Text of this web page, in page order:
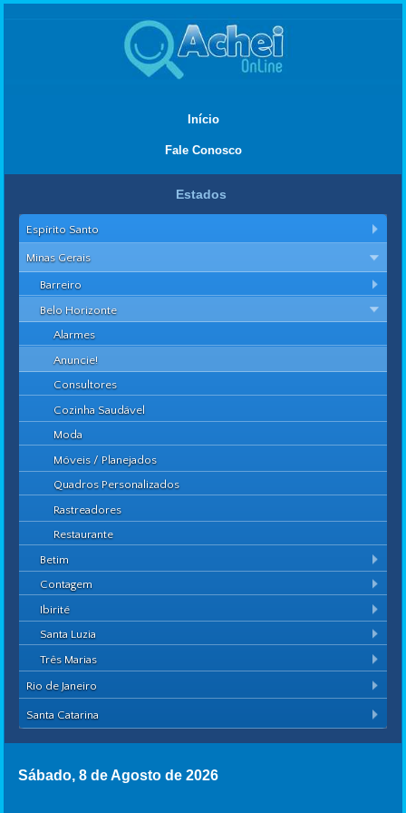
Início
Fale Conosco
Estados
Espírito Santo
Minas Gerais
Barreiro
Belo Horizonte
Alarmes
Anuncie!
Consultores
Cozinha Saudável
Moda
Móveis / Planejados
Quadros Personalizados
Rastreadores
Restaurante
Betim
Contagem
Ibirité
Santa Luzia
Três Marias
Rio de Janeiro
Santa Catarina
Sábado, 8 de Agosto de 2026